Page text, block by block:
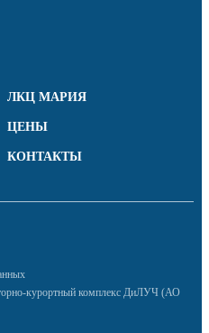
ЛКЦ МАРИЯ
ЦЕНЫ
КОНТАКТЫ
курортный комплекс ДиЛУЧ (АО